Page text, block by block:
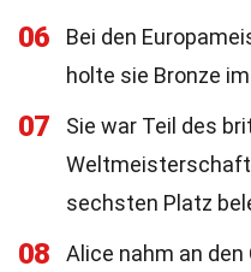
06
Bei den
holte sie Bronze
07
Sie war Teil des
sechsten Platz
08
Alice nahm an den